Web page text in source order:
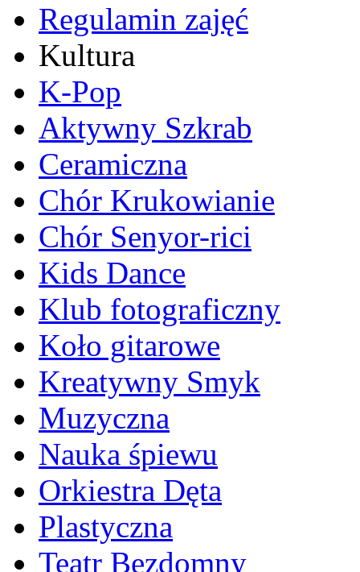
Regulamin zajęć
Kultura
K-Pop
Aktywny Szkrab
Ceramiczna
Chór Krukowianie
Chór Senyor-rici
Kids Dance
Klub fotograficzny
Koło gitarowe
Kreatywny Smyk
Muzyczna
Nauka śpiewu
Orkiestra Dęta
Plastyczna
Teatr Bezdomny